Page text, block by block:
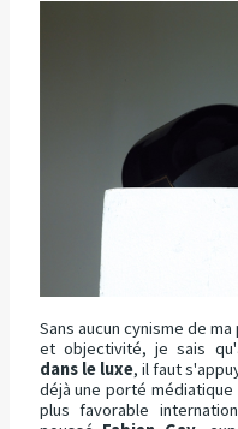
Sans aucun cynisme de
et objectivité, je sais
dans le luxe, il faut
déjà une porté
plus favorable